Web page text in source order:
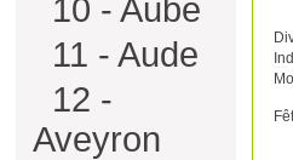
10 - Aube
11 - Aude
12 -
Aveyron